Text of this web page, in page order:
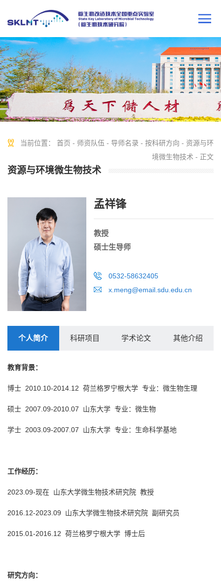
当前位置： 首页 - 师资队伍 - 导师名录 - 按科研方向 - 资源与环
境微生物技术 - 正文
资源与环境微生物技术
孟祥锋
教授
硕士生导师
0532-58632405
x.meng@email.sdu.edu.cn
个人简介 科研项目 学术论文 其他介绍
教育背景：
博士 2010.10-2014.12 荷兰格罗宁根大学 专业：微生物生理
硕士 2007.09-2010.07 山东大学 专业：微生物
学士 2003.09-2007.07 山东大学 专业：生命科学基地
工作经历：
2023.09-现在 山东大学微生物技术研究院 教授
2016.12-2023.09 山东大学微生物技术研究院 副研究员
2015.01-2016.12 荷兰格罗宁根大学 博士后
研究方向：